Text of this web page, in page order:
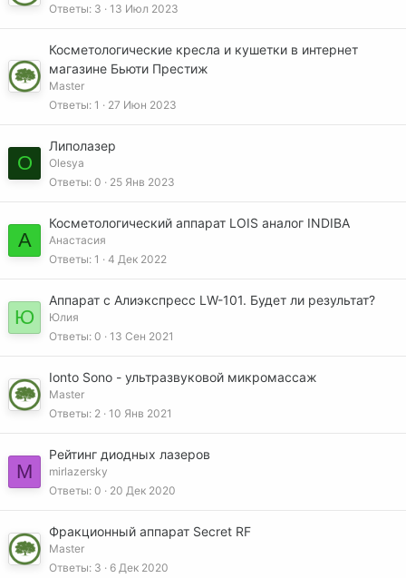
Ответы 3 13 Июл 2023
Косметологические кресла и кушетки в интернет
магазине Бьюти Престиж
Master
Ответы 1 27 Июн 2023
O
Липолазер
Olesya
Ответы 0 25 Янв 2023
А
Косметологический аппарат LOIS аналог INDIBA
Анастасия
Ответы 1 4 Дек 2022
Ю
Аппарат с Алиэкспресс LW-101. Будет ли результат?
Юлия
Ответы 0 13 Сен 2021
Ionto Sono - ультразвуковой микромассаж
Master
Ответы 2 10 Янв 2021
M
Рейтинг диодных лазеров
mirlazersky
Ответы 0 20 Дек 2020
Фракционный аппарат Secret RF
Master
Ответы 3 6 Дек 2020